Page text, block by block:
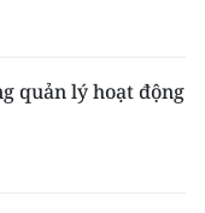
quản lý hoạt động